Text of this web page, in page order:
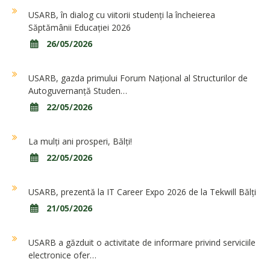
USARB, în dialog cu viitorii studenți la încheierea
Săptămânii Educației 2026
26/05/2026
USARB, gazda primului Forum Național al Structurilor de
Autoguvernanță Studen…
22/05/2026
La mulți ani prosperi, Bălți!
22/05/2026
USARB, prezentă la IT Career Expo 2026 de la Tekwill Bălți
21/05/2026
USARB a găzduit o activitate de informare privind serviciile
electronice ofer…